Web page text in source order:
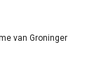
van Groninger